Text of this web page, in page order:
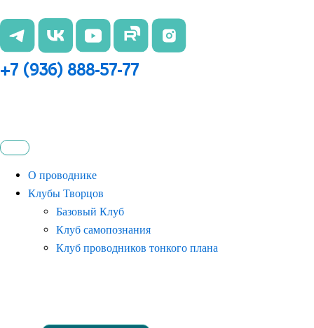
к
содержимому
+7 (936) 888-57-77
О проводнике
Клубы Творцов
Базовый Клуб
Клуб самопознания
Клуб проводников тонкого плана